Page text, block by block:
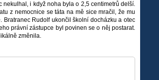
nekulhal, i když noha byla o 2,5 centimetrů delší.
z nemocnice se táta na mě sice mračil, že mu
Bratranec Rudolf ukončil školní docházku a otec
právní zástupce byl povinen se o něj postarat.
změnila.